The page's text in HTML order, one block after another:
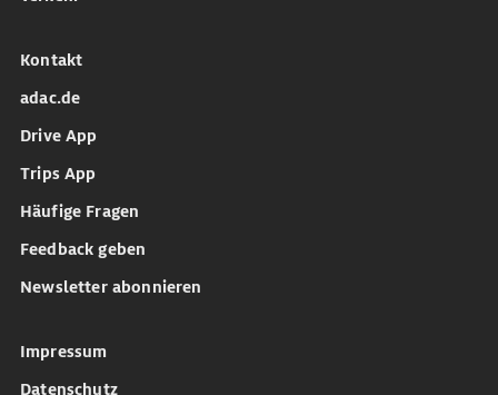
Kontakt
adac.de
Drive App
Trips App
Häufige Fragen
Feedback geben
Newsletter abonnieren
Impressum
Datenschutz